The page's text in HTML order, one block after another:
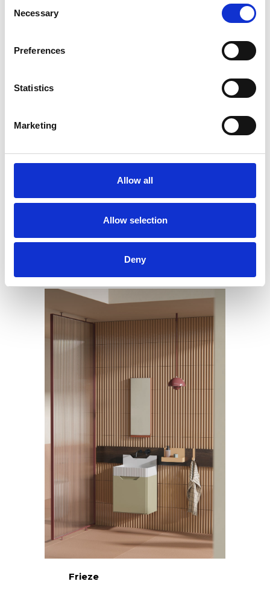
Selection
Necessary
Preferences
Statistics
Marketing
Allow all
Allow selection
Deny
Frieze mirror
Frieze